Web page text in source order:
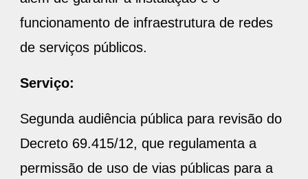
funcionamento de infraestrutura de redes
de serviços públicos.
Serviço:
Segunda audiência pública para revisão do
Decreto 69.415/12, que regulamenta a
permissão de uso de vias públicas para a